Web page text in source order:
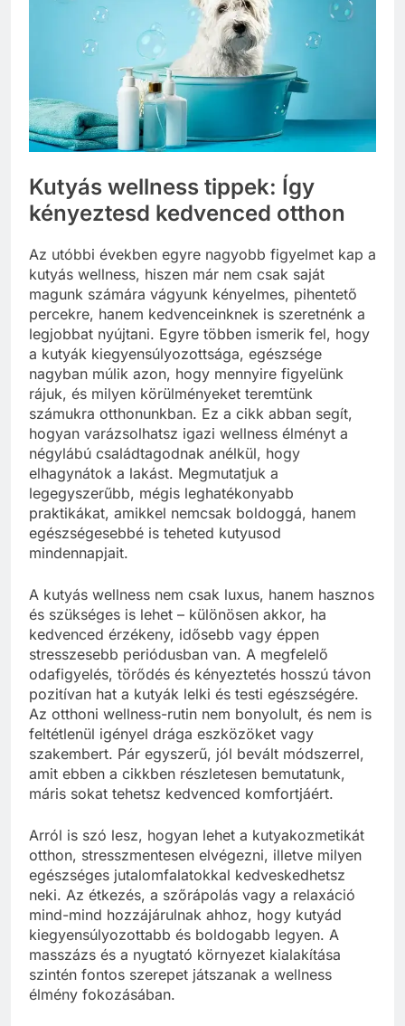
Kutyás wellness tippek: Így
kényeztesd kedvenced otthon
Az utóbbi években egyre nagyobb figyelmet kap a
kutyás wellness, hiszen már nem csak saját
magunk számára vágyunk kényelmes, pihentető
percekre, hanem kedvenceinknek is szeretnénk a
legjobbat nyújtani. Egyre többen ismerik fel, hogy
a kutyák kiegyensúlyozottsága, egészsége
nagyban múlik azon, hogy mennyire figyelünk
rájuk, és milyen körülményeket teremtünk
számukra otthonunkban. Ez a cikk abban segít,
hogyan varázsolhatsz igazi wellness élményt a
négylábú családtagodnak anélkül, hogy
elhagynátok a lakást. Megmutatjuk a
legegyszerűbb, mégis leghatékonyabb
praktikákat, amikkel nemcsak boldoggá, hanem
egészségesebbé is teheted kutyusod
mindennapjait.
A kutyás wellness nem csak luxus, hanem hasznos
és szükséges is lehet – különösen akkor, ha
kedvenced érzékeny, idősebb vagy éppen
stresszesebb periódusban van. A megfelelő
odafigyelés, törődés és kényeztetés hosszú távon
pozitívan hat a kutyák lelki és testi egészségére.
Az otthoni wellness-rutin nem bonyolult, és nem is
feltétlenül igényel drága eszközöket vagy
szakembert. Pár egyszerű, jól bevált módszerrel,
amit ebben a cikkben részletesen bemutatunk,
máris sokat tehetsz kedvenced komfortjáért.
Arról is szó lesz, hogyan lehet a kutyakozmetikát
otthon, stresszmentesen elvégezni, illetve milyen
egészséges jutalomfalatokkal kedveskedhetsz
neki. Az étkezés, a szőrápolás vagy a relaxáció
mind-mind hozzájárulnak ahhoz, hogy kutyád
kiegyensúlyozottabb és boldogabb legyen. A
masszázs és a nyugtató környezet kialakítása
szintén fontos szerepet játszanak a wellness
élmény fokozásában.